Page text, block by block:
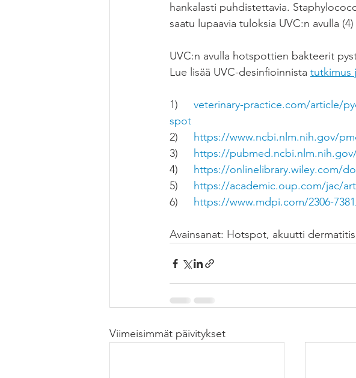
hankalasti puhdistettavia.
saatu lupaavia tuloksia UVC:n avulla
UVC:n avulla hotspottien bakteerit
Lue lisää UVC-desinfioinnista tutkimus
1)
spot
https://www.ncbi.nlm.nih.gov/
https://
https://onlinelibrary.wiley.com/
https://academic.oup.com/jac/
6)
https://www.mdpi.com/2306-
Avainsanat: Hotspot, akuutti
Viimeisimmät päivitykset